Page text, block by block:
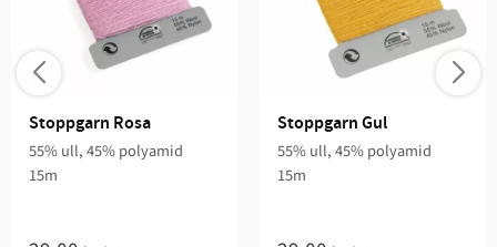
Stoppgarn Rosa
55% ull, 45% polyamid
15m
Stoppgarn Gul
55% ull, 45% polyamid
15m